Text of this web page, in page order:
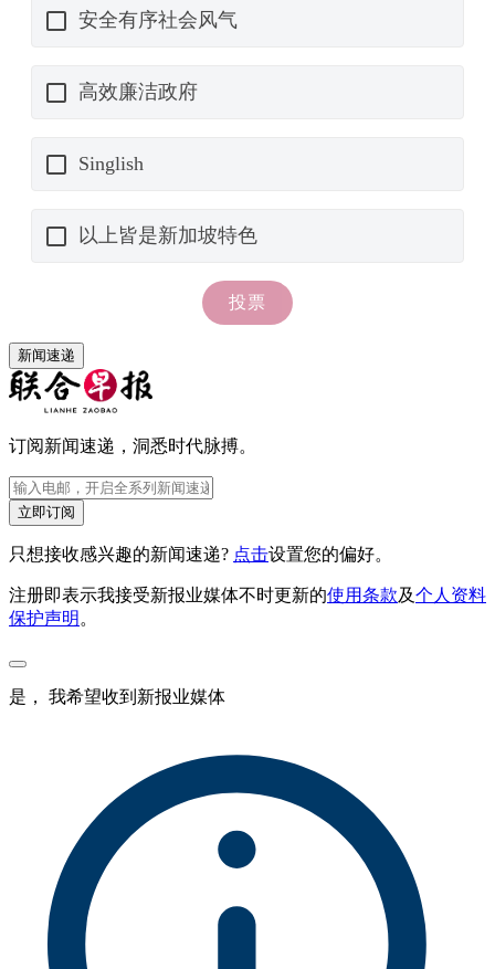
新闻速递
订阅新闻速递，洞悉时代脉搏。
立即订阅
只想接收感兴趣的新闻速递? 点击设置您的偏好。
注册即表示我接受新报业媒体不时更新的使用条款及个人资料
保护声明 。
是， 我希望收到新报业媒体